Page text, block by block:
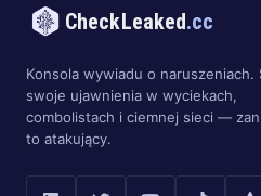
CheckLeaked.cc
Konsola wywiadu o naruszeniach.
swoje ujawnienia w wyciekach,
combolistach i ciemnej sieci —
to atakujący.